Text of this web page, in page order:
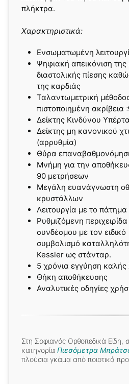
πλήκτρα.
Χαρακτηριστικά:
Ενσωματωμένη
Ψηφιακή απεικόνιση της
διαστολικής πίεσης
της καρδιάς
Ταλαντωμετρική
πιστοποιημένη ακρίβεια
Δείκτης Κινδύνου
Δείκτης μη κανονικού
(αρρυθμία)
Θύρα
Μνήμη για την
90 μετρήσεων
Μεγάλη ευανάγνωστη
κρυστάλλων
Λειτουργία με το
Ρυθμιζόμενη
συνδέσμου με τον ειδικό
συμβολισμό
Kessler ως στάνταρ.
5 χρόνια εγγύηση καλής
Θήκη αποθήκευσης
Αναλυτικές οδηγίες
Στη Σοφιανός Ορθοπεδικά Είδη,
κατηγορία Πιεσόμετρα
πλούσια γκάμα από ποιοτικά